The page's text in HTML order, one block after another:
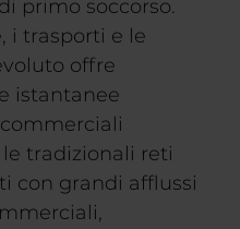
primo soccorso.
i trasporti e le
offre
istantanee
tradizionali reti
con grandi afflussi